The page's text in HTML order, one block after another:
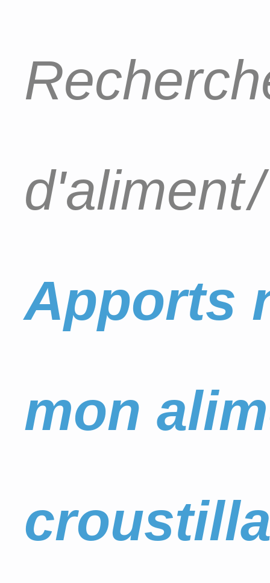
d'aliment
Apports
mon